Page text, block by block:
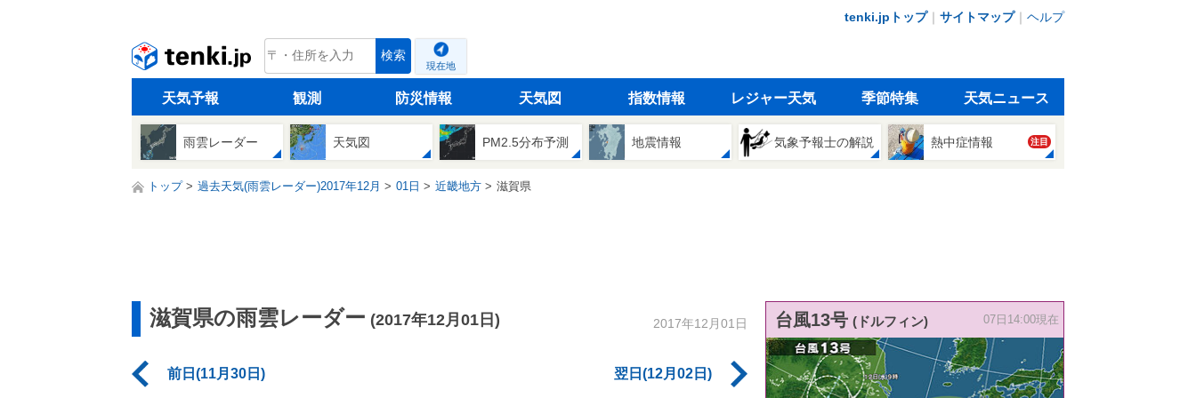
tenki.jpトップ｜ サイトマップ｜ ヘルプ
tenki.jp 検索
現在地
天気予報 観測 防災情報 天気図 指数情報 レジャー天気 季節特集 天気ニュース
雨雲レーダー 天気図 PM2.5分布予測 地震情報 気象予報士の解説 熱中症情報 注目
トップ 過去天気(雨雲レーダー)2017年12月 01日 近畿地方 滋賀県
滋賀県の雨雲レーダー (2017年12月01日) 2017年12月01日
前日(11月30日) 翌日(12月02日)
台風13号 (ドルフィン) 07日14:00現在